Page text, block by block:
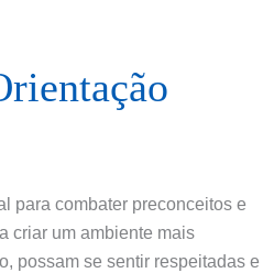
para combater preconceitos e
criar um ambiente mais
possam se sentir respeitadas e